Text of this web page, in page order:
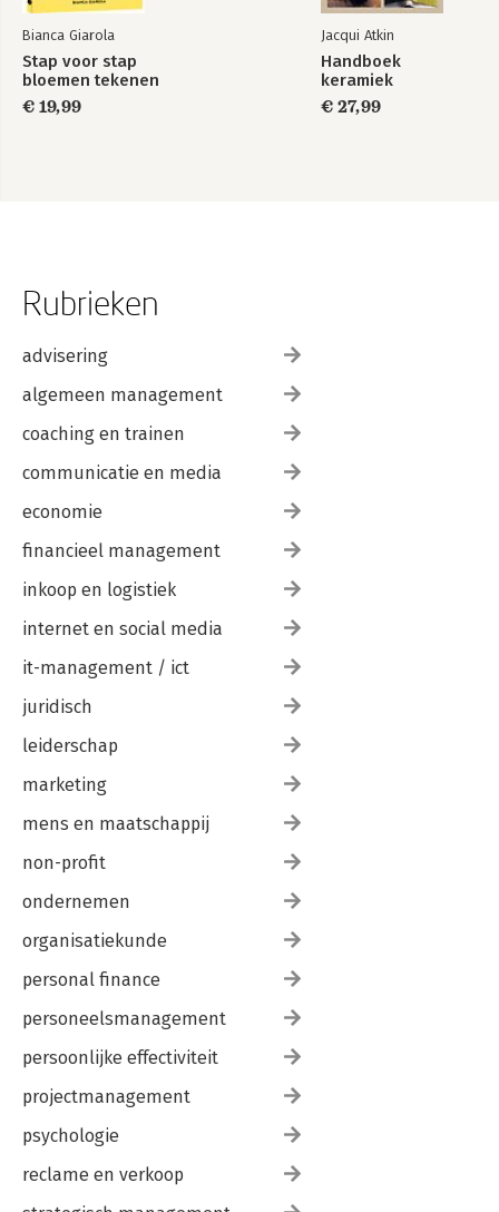
Bianca Giarola
Stap voor stap
bloemen tekenen
€ 19,99
Jacqui Atkin
Handboek
keramiek
€ 27,99
Rubrieken
advisering
algemeen management
coaching en trainen
communicatie en media
economie
financieel management
inkoop en logistiek
internet en social media
it-management / ict
juridisch
leiderschap
marketing
mens en maatschappij
non-profit
ondernemen
organisatiekunde
personal finance
personeelsmanagement
persoonlijke effectiviteit
projectmanagement
psychologie
reclame en verkoop